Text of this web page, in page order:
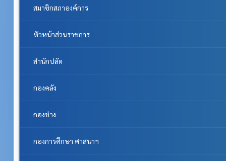
สมาชิกสภาองค์การ
หัวหน้าส่วนราชการ
สำนักปลัด
กองคลัง
กองช่าง
กองการศึกษา ศาสนาฯ